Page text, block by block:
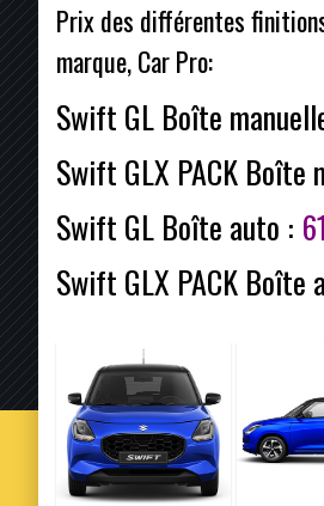
Prix des différentes
marque, Car Pro:
Swift GL Boîte
Swift GLX PACK Boîte
Swift GL Boîte auto :
Swift GLX PACK Boîte